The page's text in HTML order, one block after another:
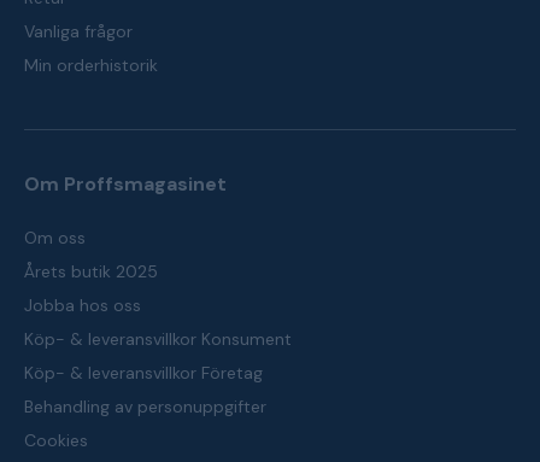
Vanliga frågor
Min orderhistorik
Om Proffsmagasinet
Om oss
Årets butik 2025
Jobba hos oss
Köp- & leveransvillkor Konsument
Köp- & leveransvillkor Företag
Behandling av personuppgifter
Cookies